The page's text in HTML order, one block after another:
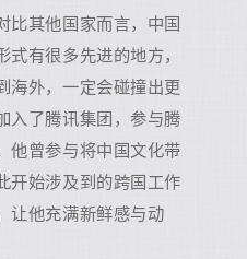
比其他国家而言，中国
式有很多先进的地方，
海外，一定会碰撞出更
入了腾讯集团，参与腾
他曾参与将中国文化带
开始涉及到的跨国工作
让他充满新鲜感与动